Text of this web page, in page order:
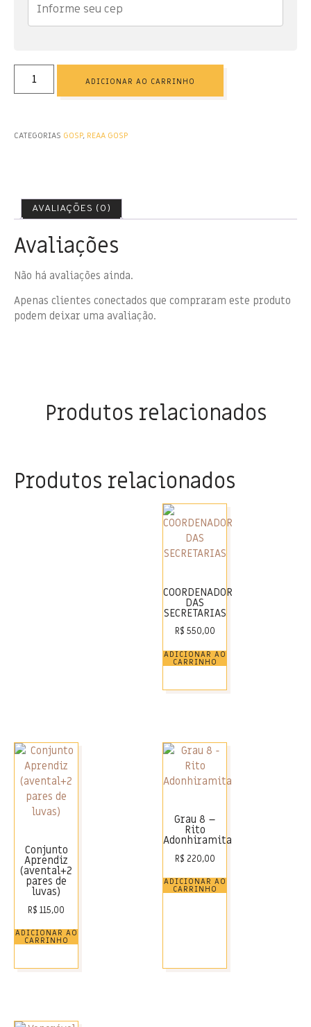
ADICIONAR AO CARRINHO
CATEGORIAS GOSP, REAA GOSP
AVALIAÇÕES (0)
Avaliações
Não há avaliações ainda.
Apenas clientes conectados que compraram este produto
podem deixar uma avaliação.
Produtos relacionados
Produtos relacionados
COORDENADOR
DAS
SECRETARIAS
R$ 550,00
ADICIONAR AO
CARRINHO
Conjunto
Aprendiz
(avental+2
pares de
luvas)
R$ 115,00
ADICIONAR AO
CARRINHO
Grau 8 –
Rito
Adonhiramita
R$ 220,00
ADICIONAR AO
CARRINHO